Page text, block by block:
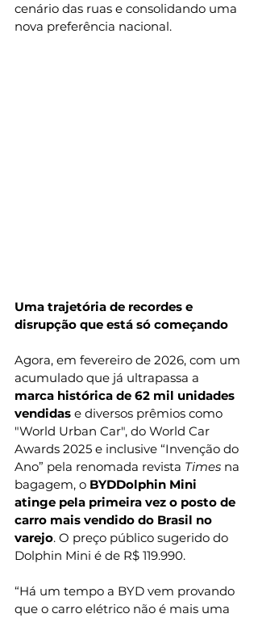
cenário das ruas e consolidando uma
nova preferência nacional.
Uma trajetória de recordes e
disrupção que está só começando
Agora, em fevereiro de 2026, com um
acumulado que já ultrapassa a
marca histórica de 62 mil unidades
vendidas e diversos prêmios como
"World Urban Car", do World Car
Awards 2025 e inclusive “Invenção do
Ano” pela renomada revista Times na
bagagem, o BYDDolphin Mini
atinge pela primeira vez o posto de
carro mais vendido do Brasil no
varejo. O preço público sugerido do
Dolphin Mini é de R$ 119.990.
“Há um tempo a BYD vem provando
que o carro elétrico não é mais uma